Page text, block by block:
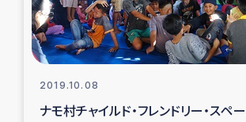
レバノンでのシリア難民への食糧
レバノンでのシリア難民への教育
2019.10.08
ナモ村チャイルド・フレンドリー・スペ